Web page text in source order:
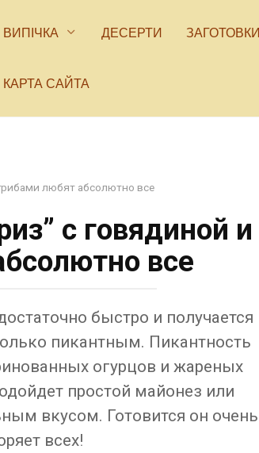
ВИПІЧКА ДЕСЕРТИ ЗАГОТОВКИ
КАРТА САЙТА
любят абсолютно все
с говядиной и
все
быстро и получается
пикантным. Пикантность
огурцов и жареных
простой майонез или
вкусом. Готовится он очень
всех!